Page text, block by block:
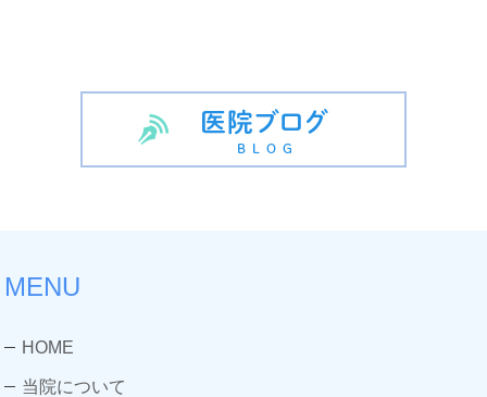
MENU
HOME
当院について